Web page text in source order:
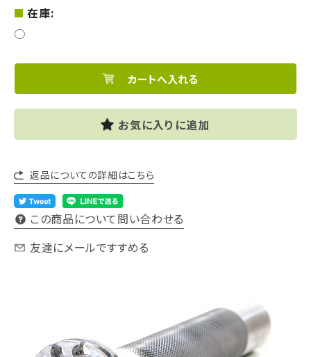
在庫:
○
お気に入りに追加
返品についての詳細はこちら
この商品について問い合わせる
友達にメールですすめる